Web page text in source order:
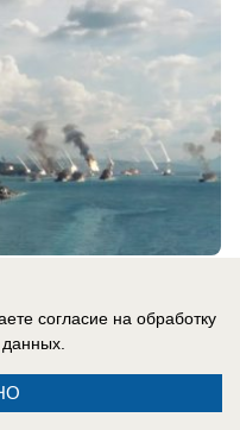
платят за
отказал
согласие на обработку